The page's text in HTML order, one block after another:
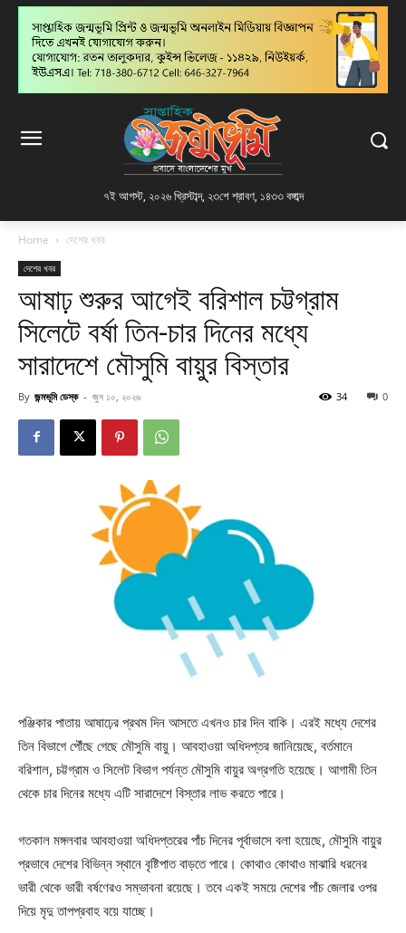
৭ই আগস্ট, ২০২৬ খ্রিস্টাব্দ, ২৩শে শ্রাবণ, ১৪৩৩ বঙ্গাব্দ
Home দেশের খবর
দেশের খবর
আষাঢ় শুরুর আগেই বরিশাল চট্টগ্রাম
সিলেটে বর্ষা তিন-চার দিনের মধ্যে
সারাদেশে মৌসুমি বায়ুর বিস্তার
By জন্মভূমি ডেস্ক - জুন ১০, ২০২৬ 0
34
পঞ্জিকার পাতায় আষাঢ়ের প্রথম দিন আসতে এখনও চার দিন বাকি। এরই মধ্যে দেশের
তিন বিভাগে পৌঁছে গেছে মৌসুমি বায়ু। আবহাওয়া অধিদপ্তর জানিয়েছে, বর্তমানে
বরিশাল, চট্টগ্রাম ও সিলেট বিভাগ পর্যন্ত মৌসুমি বায়ুর অগ্রগতি হয়েছে। আগামী তিন
থেকে চার দিনের মধ্যে এটি সারাদেশে বিস্তার লাভ করতে পারে।
গতকাল মঙ্গলবার আবহাওয়া অধিদপ্তরের পাঁচ দিনের পূর্বাভাসে বলা হয়েছে, মৌসুমি বায়ুর
প্রভাবে দেশের বিভিন্ন স্থানে বৃষ্টিপাত বাড়তে পারে। কোথাও কোথাও মাঝারি ধরনের
ভারী থেকে ভারী বর্ষণেরও সম্ভাবনা রয়েছে। তবে একই সময়ে দেশের পাঁচ জেলার ওপর
দিয়ে মৃদু তাপপ্রবাহ বয়ে যাচ্ছে।